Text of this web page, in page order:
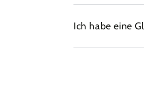
Ich habe eine